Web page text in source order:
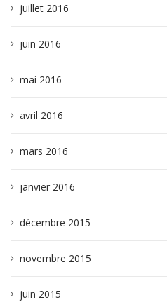
juillet 2016
juin 2016
mai 2016
avril 2016
mars 2016
janvier 2016
décembre 2015
novembre 2015
juin 2015